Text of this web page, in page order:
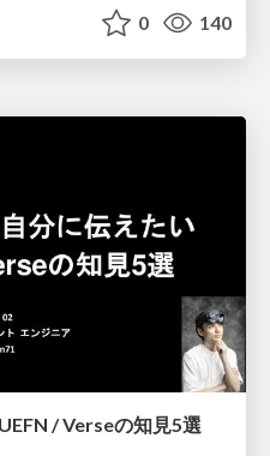
0 140
/ Verseの知見5選